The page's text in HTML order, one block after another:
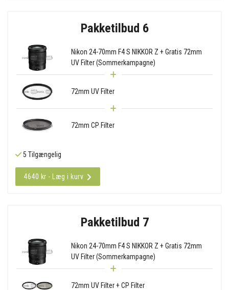
Pakketilbud 6
Nikon 24-70mm F4 S NIKKOR Z + Gratis 72mm
UV Filter (Sommerkampagne)
72mm UV Filter
72mm CP Filter
5 Tilgængelig
4640 kr - Læg i kurv
Pakketilbud 7
Nikon 24-70mm F4 S NIKKOR Z + Gratis 72mm
UV Filter (Sommerkampagne)
72mm UV Filter + CP Filter